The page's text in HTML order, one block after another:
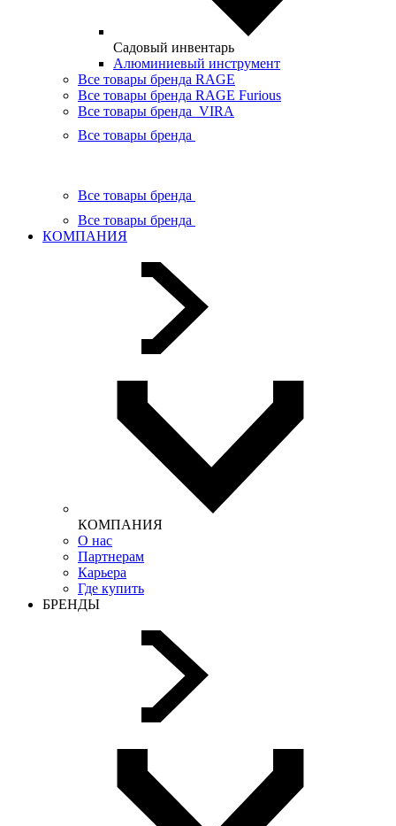
Садовый инвентарь
Алюминиевый инструмент
Все товары бренда RAGE
Все товары бренда RAGE Furious
Все товары бренда VIRA
Все товары бренда
Все товары бренда
Все товары бренда
КОМПАНИЯ
КОМПАНИЯ
О нас
Партнерам
Карьера
Где купить
БРЕНДЫ